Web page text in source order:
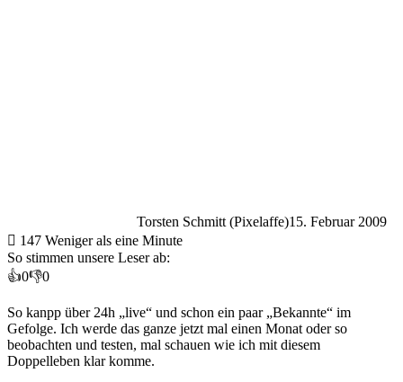
Torsten Schmitt (Pixelaffe)15. Februar 2009
147 Weniger als eine Minute
So stimmen unsere Leser ab:
👍0👎0
So kanpp über 24h „live“ und schon ein paar „Bekannte“ im
Gefolge. Ich werde das ganze jetzt mal einen Monat oder so
beobachten und testen, mal schauen wie ich mit diesem
Doppelleben klar komme.